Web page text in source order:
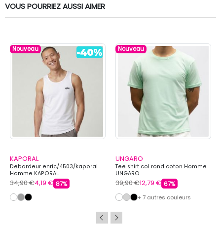
VOUS POURRIEZ AUSSI AIMER
Nouveau
KAPORAL
Debardeur enric/4503/kaporal
Homme KAPORAL
34,90 €4,19 € 87%
Nouveau
UNGARO
Tee shirt col rond coton Homme
UNGARO
39,90 €12,79 € 67%
+ 7 autres couleurs